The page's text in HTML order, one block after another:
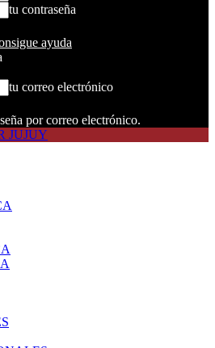
tu contraseña
ayuda
tu correo electrónico
por correo electrónico.
JUJUY